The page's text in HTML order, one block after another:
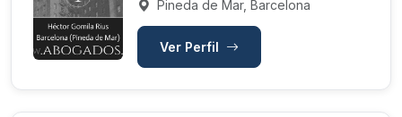
Pineda de Mar, Barcelona
Ver Perfil